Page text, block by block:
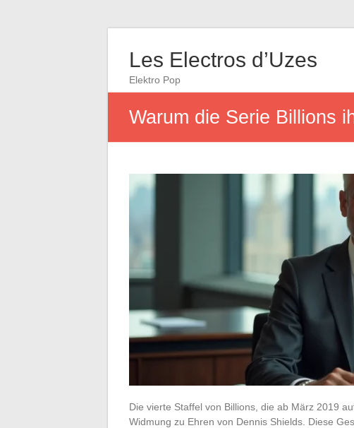
Les Electros d’Uzes
Elektro Pop
Warum die Serie Billions
Die vierte Staffel von Billions, die ab März 2019
Widmung zu Ehren von Dennis Shields. Diese